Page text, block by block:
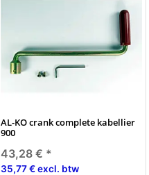
AL-KO crank complete kabellier
900
43,28 € *
35,77 € excl. btw